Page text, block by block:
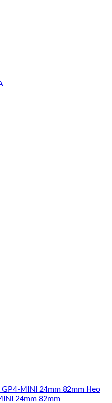
Heo
24mm 82mm